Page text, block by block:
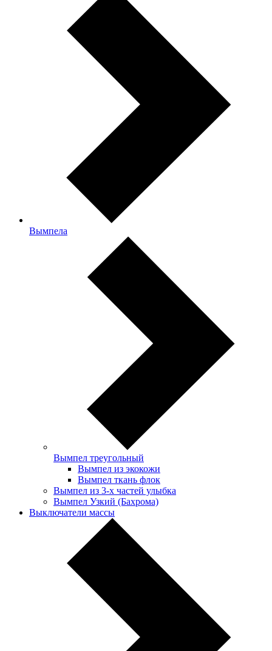
Вымпела
Вымпел треугольный
Вымпел из экокожи
Вымпел ткань флок
Вымпел из 3-х частей улыбка
Вымпел Узкий (Бахрома)
Выключатели массы